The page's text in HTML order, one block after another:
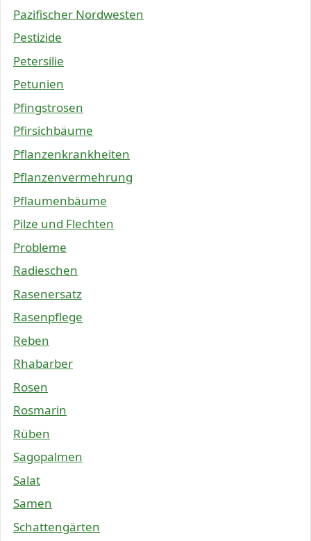
Pazifischer Nordwesten
Pestizide
Petersilie
Petunien
Pfingstrosen
Pfirsichbäume
Pflanzenkrankheiten
Pflanzenvermehrung
Pflaumenbäume
Pilze und Flechten
Probleme
Radieschen
Rasenersatz
Rasenpflege
Reben
Rhabarber
Rosen
Rosmarin
Rüben
Sagopalmen
Salat
Samen
Schattengärten